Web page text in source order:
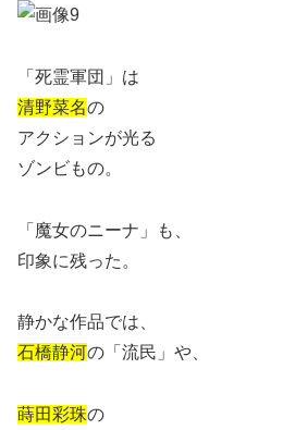
「死霊軍団」は
清野菜名の
アクションが光る
ゾンビもの。
「魔女のニーナ」も、
印象に残った。
静かな作品では、
石橋静河の「流民」や、
蒔田彩珠の